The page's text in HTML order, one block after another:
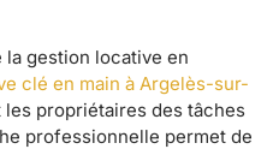
gestion locative en
clé en main à Argelès-sur-
propriétaires des tâches
professionnelle permet de